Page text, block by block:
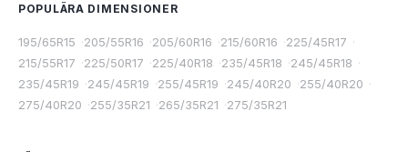
POPULÄRA DIMENSIONER
195/65R15 ·205/55R16 ·205/60R16 ·215/60R16 ·225/45R17 ·
215/55R17 ·225/50R17 ·225/40R18 ·235/45R18 ·245/45R18 ·
235/45R19 ·245/45R19 ·255/45R19 ·245/40R20 ·255/40R20 ·
275/40R20 ·255/35R21 ·265/35R21 ·275/35R21